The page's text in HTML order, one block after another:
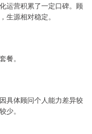
运营积累了一定口碑。顾
生源相对稳定。
餐。
具体顾问个人能力差异较
少。